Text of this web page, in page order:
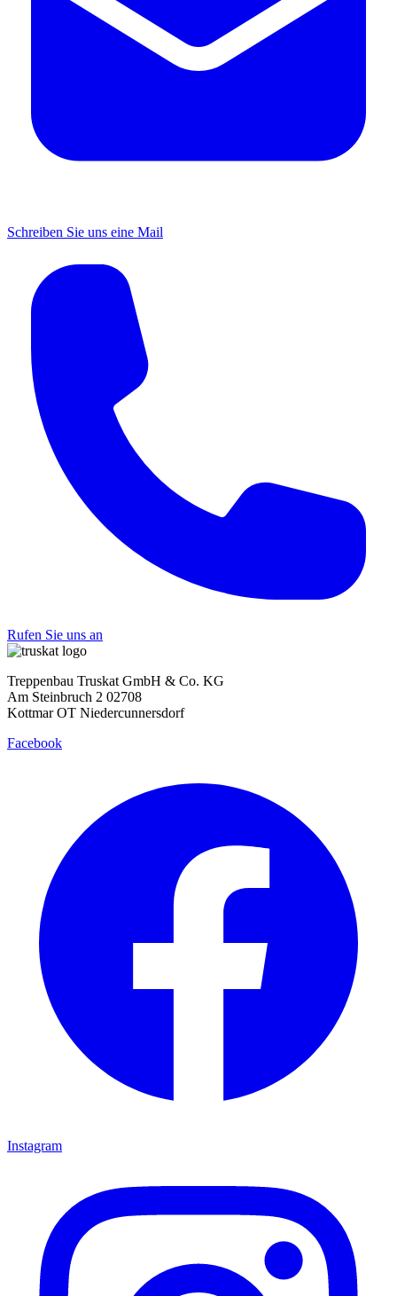
Schreiben Sie uns eine Mail
Rufen Sie uns an
Treppenbau Truskat GmbH & Co. KG
Am Steinbruch 2 02708
Kottmar OT Niedercunnersdorf
Facebook
Instagram